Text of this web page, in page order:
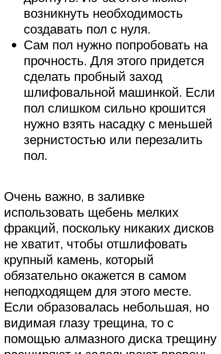
возникнуть необходимость
создавать пол с нуля.
Сам пол нужно попробовать на
прочность. Для этого придется
сделать пробный заход
шлифовальной машинкой. Если
пол слишком сильно крошится
нужно взять насадку с меньшей
зернистостью или перезалить
пол.
Очень важно, в заливке
использовать щебень мелких
фракций, поскольку никаких дисков
не хватит, чтобы отшлифовать
крупный камень, который
обязательно окажется в самом
неподходящем для этого месте.
Если образовалась небольшая, но
видимая глазу трещина, то с
помощью алмазного диска трещину